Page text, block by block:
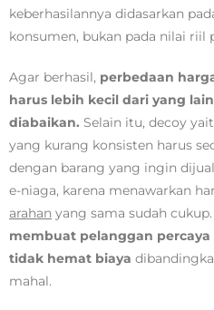
keberhasilannya didasarkan
konsumen, bukan pada nilai riil
Agar berhasil, perbedaan
harus lebih kecil dari yang
diabaikan. Selain itu, decoy
yang kurang konsisten harus
dengan barang yang ingin
e-niaga, karena menawarkan
arahan yang sama sudah
membuat pelanggan
tidak hemat biaya
mahal.